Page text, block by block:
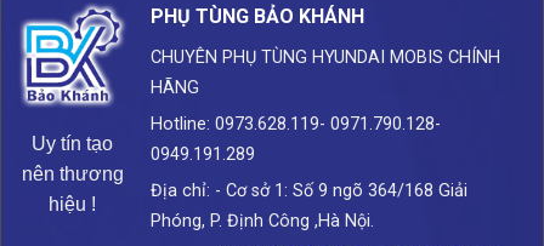
Uy tín tạo
nên thương
hiệu !
PHỤ TÙNG BẢO KHÁNH
CHUYÊN PHỤ TÙNG HYUNDAI MOBIS CHÍNH
HÃNG
Hotline: 0973.628.119- 0971.790.128-
0949.191.289
Địa chỉ: - Cơ sở 1: Số 9 ngõ 364/168 Giải
Phóng, P. Định Công ,Hà Nội.